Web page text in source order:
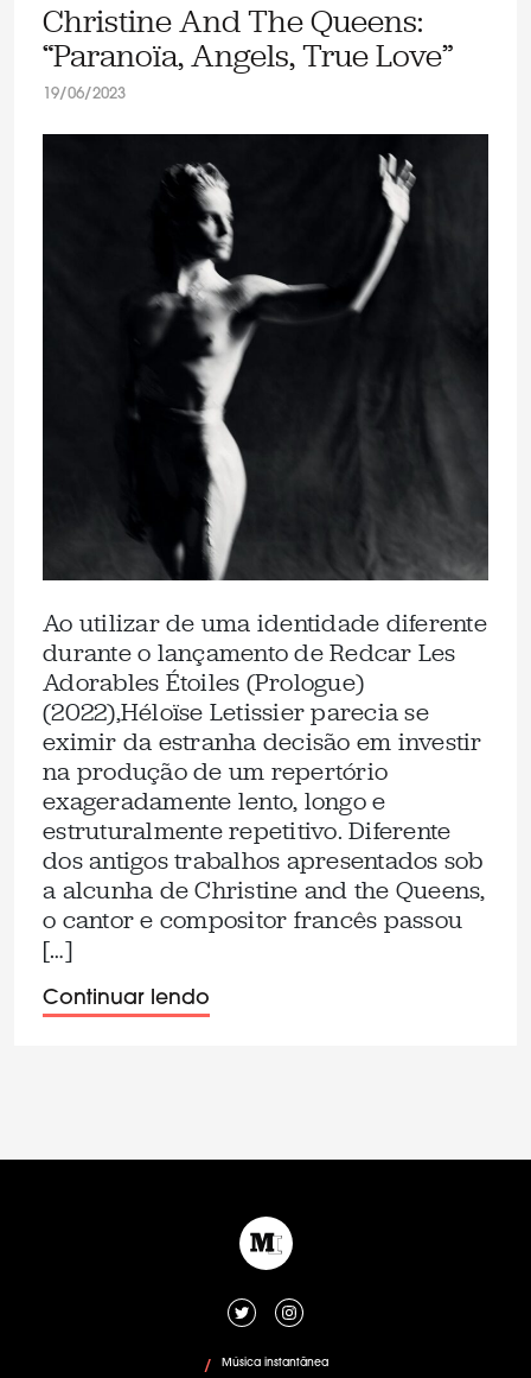
Christine And The Queens:
“Paranoïa, Angels, True Love”
19/06/2023
Ao utilizar de uma identidade diferente
durante o lançamento de Redcar Les
Adorables Étoiles (Prologue)
(2022),Héloïse Letissier parecia se
eximir da estranha decisão em investir
na produção de um repertório
exageradamente lento, longo e
estruturalmente repetitivo. Diferente
dos antigos trabalhos apresentados sob
a alcunha de Christine and the Queens,
o cantor e compositor francês passou
[…]
Continuar lendo
/ Música instantânea